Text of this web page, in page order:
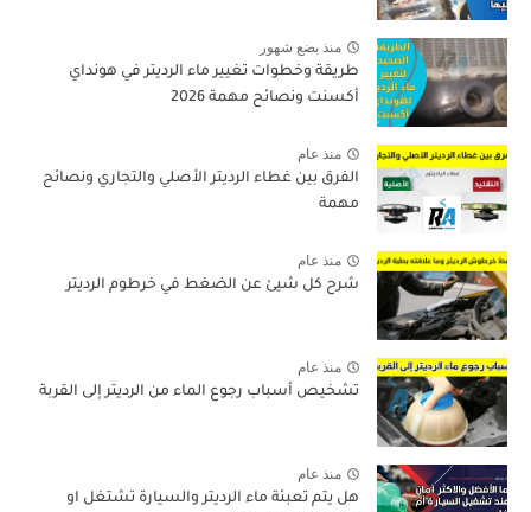
منذ بضع شهور
طريقة وخطوات تغيير ماء الرديتر في هونداي
أكسنت ونصائح مهمة 2026
منذ عام
الفرق بين غطاء الرديتر الأصلي والتجاري ونصائح
مهمة
منذ عام
شرح كل شيئ عن الضغط في خرطوم الرديتر
منذ عام
تشخيص أسباب رجوع الماء من الرديتر إلى القربة
منذ عام
هل يتم تعبئة ماء الرديتر والسيارة تشتغل او